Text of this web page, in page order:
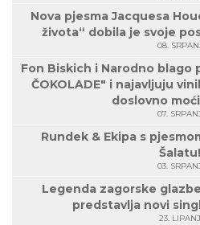
Nova pjesma Jacquesa
života“ dobila je svoje
08.
Fon Biskich i Narodno blago
ČOKOLADE" i najavljuju
doslovno
07.
Rundek & Ekipa s
Šalatu!
03.
Legenda zagorske
predstavlja novi
23. LIPANJ